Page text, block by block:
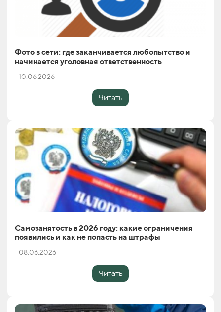
Фото в сети: где заканчивается любопытство и
начинается уголовная ответственность
10.06.2026
Читать
Самозанятость в 2026 году: какие ограничения
появились и как не попасть на штрафы
08.06.2026
Читать